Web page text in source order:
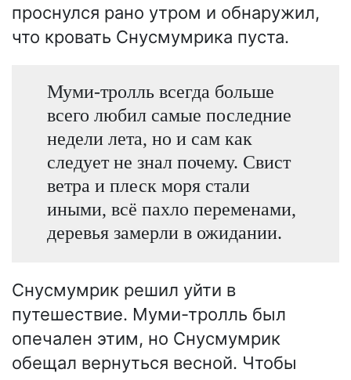
проснулся рано утром и обнаружил,
что кровать Снусмумрика пуста.
Муми-тролль всегда больше
всего любил самые последние
недели лета, но и сам как
следует не знал почему. Свист
ветра и плеск моря стали
иными, всё пахло переменами,
деревья замерли в ожидании.
Снусмумрик решил уйти в
путешествие. Муми-тролль был
опечален этим, но Снусмумрик
обещал вернуться весной. Чтобы